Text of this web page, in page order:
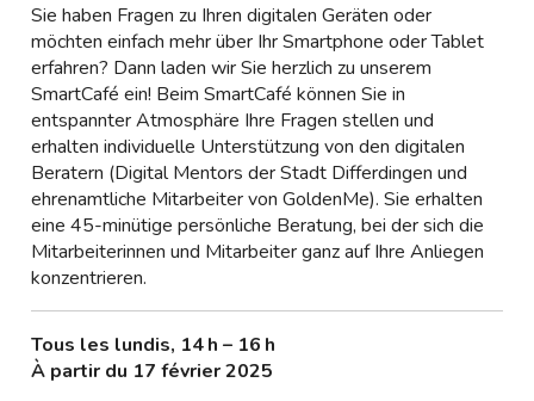
Sie haben Fragen zu Ihren digitalen Geräten oder
möchten einfach mehr über Ihr Smartphone oder Tablet
erfahren? Dann laden wir Sie herzlich zu unserem
SmartCafé ein! Beim SmartCafé können Sie in
entspannter Atmosphäre Ihre Fragen stellen und
erhalten individuelle Unterstützung von den digitalen
Beratern (Digital Mentors der Stadt Differdingen und
ehrenamtliche Mitarbeiter von GoldenMe). Sie erhalten
eine 45-minütige persönliche Beratung, bei der sich die
Mitarbeiterinnen und Mitarbeiter ganz auf Ihre Anliegen
konzentrieren.
Tous les lundis, 14 h – 16 h
À partir du 17 février 2025